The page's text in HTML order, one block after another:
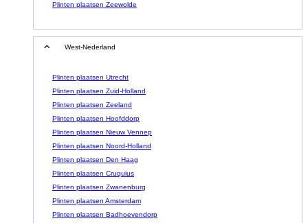
Plinten plaatsen Zeewolde
West-Nederland
Plinten plaatsen Utrecht
Plinten plaatsen Zuid-Holland
Plinten plaatsen Zeeland
Plinten plaatsen Hoofddorp
Plinten plaatsen Nieuw Vennep
Plinten plaatsen Noord-Holland
Plinten plaatsen Den Haag
Plinten plaatsen Cruquius
Plinten plaatsen Zwanenburg
Plinten plaatsen Amsterdam
Plinten plaatsen Badhoevendorp